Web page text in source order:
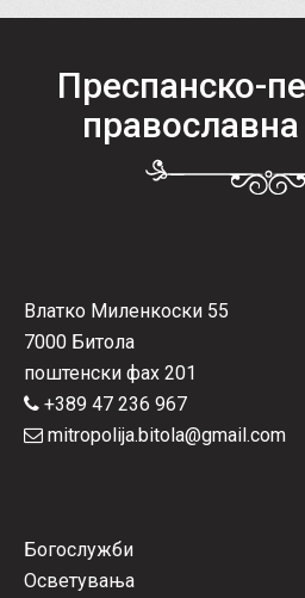
Преспанско-
православна
Влатко Миленкоски 55
7000 Битола
поштенски фах 201
+389 47 236 967
mitropolija.bitola@gmail.com
Богослужби
Осветувања